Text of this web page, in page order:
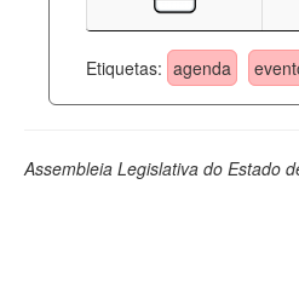
Etiquetas: agenda
Assembleia Legislativa do Estado